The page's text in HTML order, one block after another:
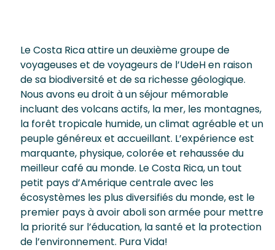
Le Costa Rica attire un deuxième groupe de
voyageuses et de voyageurs de l’UdeH en raison
de sa biodiversité et de sa richesse géologique.
Nous avons eu droit à un séjour mémorable
incluant des volcans actifs, la mer, les montagnes,
la forêt tropicale humide, un climat agréable et un
peuple généreux et accueillant. L’expérience est
marquante, physique, colorée et rehaussée du
meilleur café au monde. Le Costa Rica, un tout
petit pays d’Amérique centrale avec les
écosystèmes les plus diversifiés du monde, est le
premier pays à avoir aboli son armée pour mettre
la priorité sur l’éducation, la santé et la protection
de l’environnement. Pura Vida!